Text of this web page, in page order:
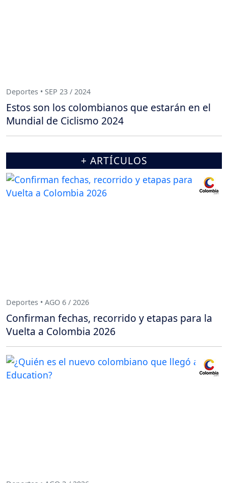
Deportes • SEP 23 / 2024
Estos son los colombianos que estarán en el
Mundial de Ciclismo 2024
+ ARTÍCULOS
Deportes • AGO 6 / 2026
Confirman fechas, recorrido y etapas para la
Vuelta a Colombia 2026